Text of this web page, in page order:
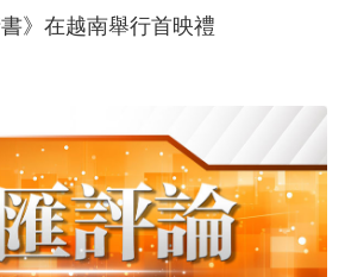
》在越南舉行首映禮